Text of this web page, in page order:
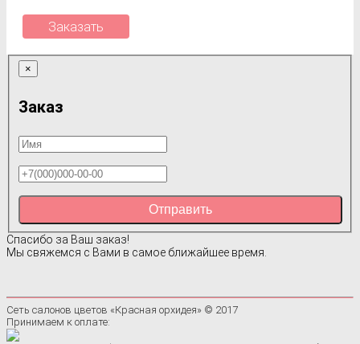
Заказать
×
Заказ
Отправить
Спасибо за Ваш заказ!
Мы свяжемся с Вами в самое ближайшее время.
Сеть салонов цветов «Красная орхидея» © 2017
Принимаем к оплате: